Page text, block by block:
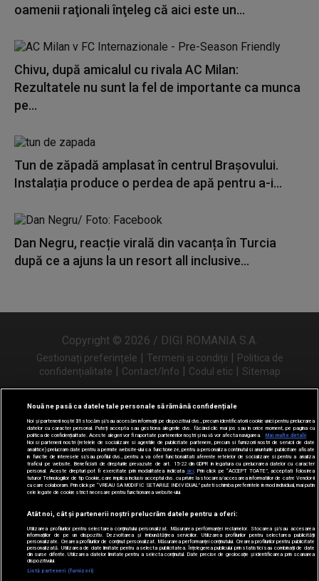
oamenii raţionali înţeleg că aici este un...
Chivu, după amicalul cu rivala AC Milan:
Rezultatele nu sunt la fel de importante ca munca
pe...
Tun de zăpadă amplasat în centrul Brașovului.
Instalația produce o perdea de apă pentru a-i...
Dan Negru, reacție virală din vacanța în Turcia
după ce a ajuns la un resort all inclusive...
Copyright © 2026 / DIGI ROMANIA S.A.
Gestionați preferințele | Termeni și condiții | Politica de
confidențialitate | Contact/Info | Codul etic | Sitemap
Urmărește-ne și pe
Nouă ne pasă ca datele tale personale să rămână confidențiale
Noi și partenerii noștri31 stocăm și/sau accesăm informații pe dispozitivul dvs., precum identificatorii cookie unici pentru prelucrarea
datelor cu caracter personal. Puteți accepta sau gestiona alegerile dvs. făcând clic mai jos sau în orice moment, pe pagina cu
politica de confidențialitate. Aceste alegeri vor fi raportate partenerilor noștri și nu vă vor afecta navigarea.
Mai multe detalii
Noi si partenerii nostri (retelele de socializare si agentiile de publicitate partenere, precum si furnizorii nostri de servicii de date
analitice) prelucram date pentru a permite website-ului sa functioneze, pentru a personaliza continutul si anunturile publicitare afisate
in functie de interesele si/sau profilul dvs., pentru a va oferi functionalitati aferente retelelor de socializare si pentru a analiza
traficul pe website. Beneficiati de drepturile prevazute de art. 15-22 din GDPR in legatura cu prelucrarea datelor cu caracter
personal. Aceste drepturi pot fi exercitate prin modalitatea indicata aici. Prin click pe “ACCEPT TOATE”, acceptati folosirea
tuturor Tehnologiilor de tip Cookie, care implica inclusiv acceptul dvs. cu privire la stocarea/accesarea informatiilor de catre Vendor-ii
cu care colaboram. Prin click pe “VREAU SA MODIFIC SETARILE INDIVIDUAL” puteti schimba preferintele in mod individual, mai putin
cele legate de cookie strict necesare pentru functionarea website-ului.
Atât noi, cât și partenerii noștri prelucrăm datele pentru a oferi:
Utilizarea profilurilor pentru selectarea conținutului personalizat. Măsurarea performanței reclamelor. Stocarea și/sau accesarea
informațiilor de pe un dispozitiv. Dezvoltarea și îmbunătățirea serviciilor. Utilizarea profilurilor pentru selectarea publicității
personalizate. Crearea profilurilor de conținut personalizat. Măsurarea performanței conținutului. Crearea profilurilor pentru publicitate
personalizată. Utilizarea de date limitate pentru a selecta publicitatea. Înțelegerea publicului prin statistici sau combinații de date
din surse diferite. Utilizarea datelor limitate pentru a selecta conținutul. Date precise de geolocație și identificarea prin scanarea
dispozitivului.
Listă parteneri (furnizori)